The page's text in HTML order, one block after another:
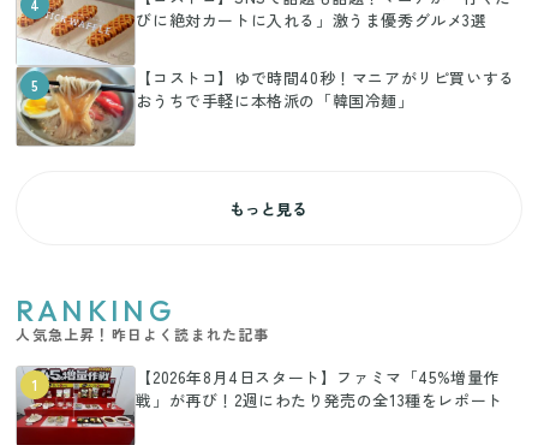
4
びに絶対カートに入れる」激うま優秀グルメ3選
5
【コストコ】ゆで時間40秒！マニアがリピ買いする
おうちで手軽に本格派の「韓国冷麺」
もっと見る
RANKING
人気急上昇！昨日よく読まれた記事
1
【2026年8月4日スタート】ファミマ「45%増量作
戦」が再び！2週にわたり発売の全13種をレポート